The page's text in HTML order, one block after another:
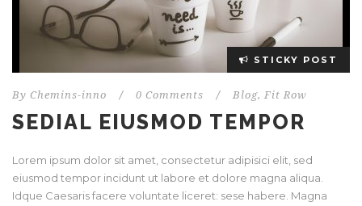
STICKY POST
By Chemins-inno / 0 Comments / Blog, Fit Row
SEDIAL EIUSMOD TEMPOR
Lorem ipsum dolor sit amet, consectetur adipisici elit, sed
eiusmod tempor incidunt ut labore et dolore magna aliqua.
Idque Caesaris facere voluntate liceret: sese habere. Magna